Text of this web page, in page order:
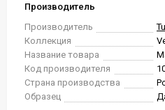
Производитель
Производитель
Коллекция
Название товара
Код производителя
Страна производства
Образец